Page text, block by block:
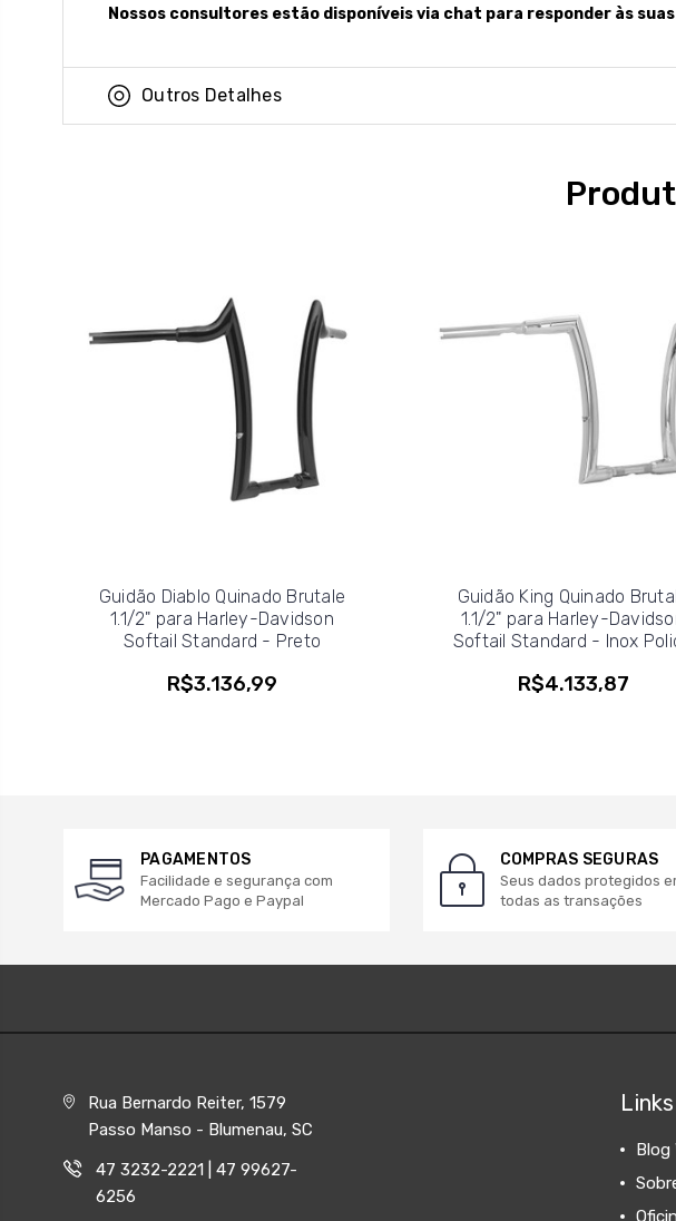
Nossos consultores estão disponíveis via chat para responder às
Outros Detalhes
Guidão Diablo Quinado Brutale
1.1/2" para Harley-Davidson
Softail Standard - Preto
R$3.136,99
Guidão King Quinado
1.1/2" para Harley-
Softail Standard - Inox
R$4.133,87
PAGAMENTOS
Facilidade e segurança com
Mercado Pago e Paypal
COMPRAS SEGURAS
Seus dados protegidos
todas as transações
Rua Bernardo Reiter, 1579
Passo Manso - Blumenau, SC
47 3232-2221 | 47 99627-
6256
Blog